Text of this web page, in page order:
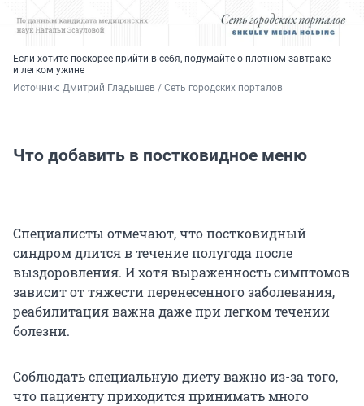
Если хотите поскорее прийти в себя, подумайте о плотном завтраке
и легком ужине
Источник: Дмитрий Гладышев / Сеть городских порталов
Что добавить в постковидное меню
Специалисты отмечают, что постковидный
синдром длится в течение полугода после
выздоровления. И хотя выраженность симптомов
зависит от тяжести перенесенного заболевания,
реабилитация важна даже при легком течении
болезни.
Соблюдать специальную диету важно из-за того,
что пациенту приходится принимать много